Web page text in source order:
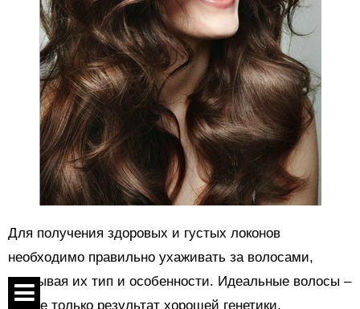
Для получения здоровых и густых локонов
необходимо правильно ухаживать за волосами,
учитывая их тип и особенности. Идеальные волосы –
это не только результат хорошей генетики,